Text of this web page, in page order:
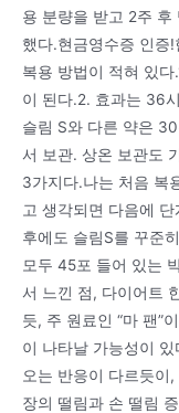
용 분량을 받고 2주 후
했다.현금영수증 인증
복용 방법이 적혀 있
이 된다.2. 효과는 36
슬림 S와 다른 약은
서 보관. 상온 보관도
3가지다.나는 처음 복
고 생각되면 다음에
후에도 슬림S를 꾸준
모두 45포 들어 있는
서 느낀 점, 다이어트
듯, 주 원료인 “마 팬”
이 나타날 가능성이
오는 반응이 다르듯이
장의 떨림과 손 떨림